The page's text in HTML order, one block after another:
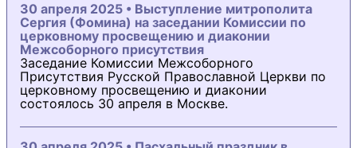
30 апреля 2025 • Выступление митрополита
Сергия (Фомина) на заседании Комиссии по
церковному просвещению и диаконии
Межсоборного присутствия
Заседание Комиссии Межсоборного
Присутствия Русской Православной Церкви по
церковному просвещению и диаконии
состоялось 30 апреля в Москве.